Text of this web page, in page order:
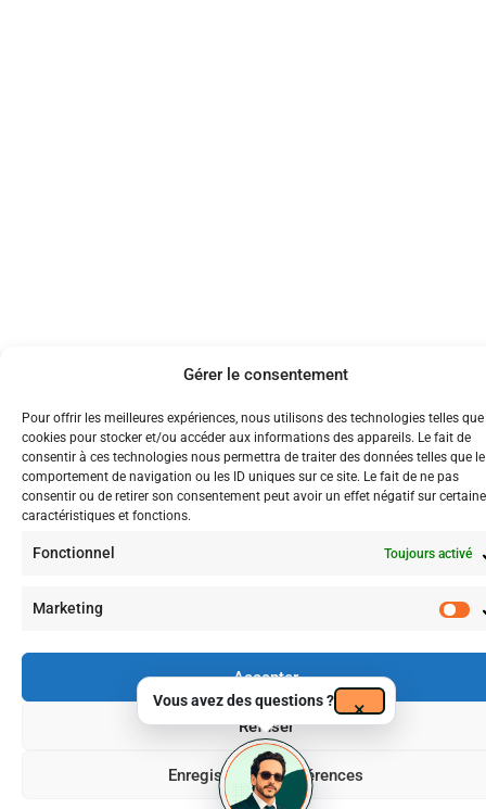
Gérer le consentement
Pour offrir les meilleures expériences, nous utilisons des technologies telles que
cookies pour stocker et/ou accéder aux informations des appareils. Le fait de
consentir à ces technologies nous permettra de traiter des données telles que le
comportement de navigation ou les ID uniques sur ce site. Le fait de ne pas
consentir ou de retirer son consentement peut avoir un effet négatif sur
caractéristiques et fonctions.
Fonctionnel Toujours activé
Marketing
Accepter
Refuser
Enregistrer les préférences
Vous avez des questions ? ×